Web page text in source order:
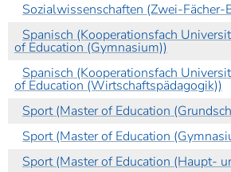
Sozialwissenschaften (Zwei-Fächer-
Spanisch (Kooperationsfach
of Education (Gymnasium))
Spanisch (Kooperationsfach
of Education (Wirtschaftspädagogik))
Sport (Master of Education
Sport (Master of Education
Sport (Master of Education (Haupt-